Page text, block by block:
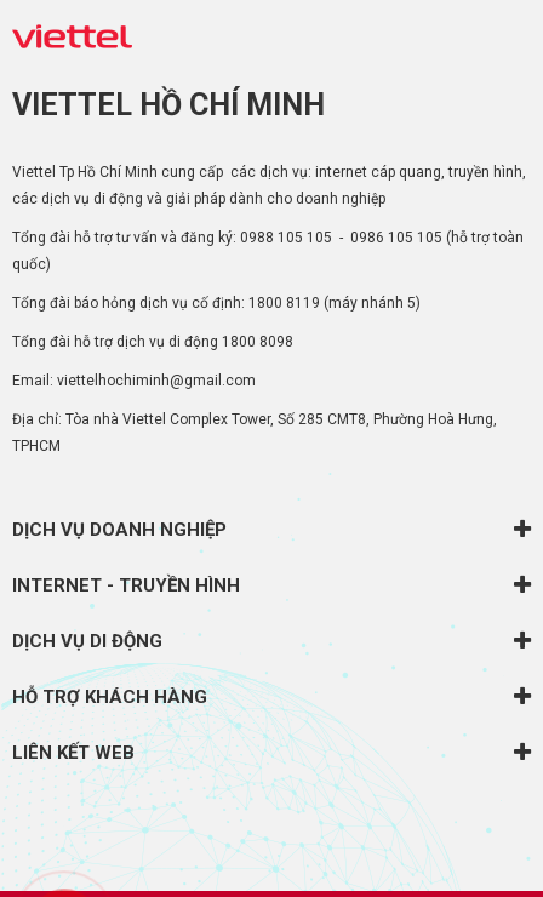
VIETTEL HỒ CHÍ MINH
Viettel Tp Hồ Chí Minh cung cấp các dịch vụ: internet cáp quang, truyền hình,
các dịch vụ di động và giải pháp dành cho doanh nghiệp
Tổng đài hỗ trợ tư vấn và đăng ký: 0988 105 105 - 0986 105 105 (hỗ trợ toàn
quốc)
Tổng đài báo hỏng dịch vụ cố định: 1800 8119 (máy nhánh 5)
Tổng đài hỗ trợ dịch vụ di động 1800 8098
Email: viettelhochiminh@gmail.com
Địa chỉ: Tòa nhà Viettel Complex Tower, Số 285 CMT8, Phường Hoà Hưng,
TPHCM
DỊCH VỤ DOANH NGHIỆP
INTERNET - TRUYỀN HÌNH
DỊCH VỤ DI ĐỘNG
HỖ TRỢ KHÁCH HÀNG
LIÊN KẾT WEB